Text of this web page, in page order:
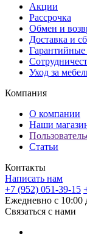
Акции
Рассрочка
Обмен и
Доставка и
Гарантийные
Уход за
Компания
О компании
Наши
Статьи
Контакты
Написать нам
+7 (952) 051-39-15
Ежедневно с 10:00
Связаться с нами